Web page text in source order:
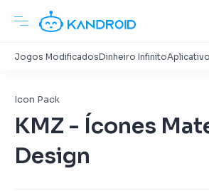
Icon Pack
KMZ - Ícones
Design